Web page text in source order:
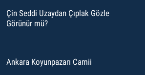
Çin Seddi Uzaydan Çıplak Gözle
Görünür mü?
Ankara Koyunpazarı Camii